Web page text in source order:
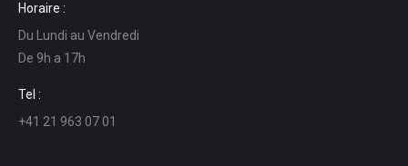
opens
in
new
window
opens
in
new
in
in
Horaire :
Du Lundi au Vendredi
De 9h a 17h
Tel :
+41 21 963 07 01